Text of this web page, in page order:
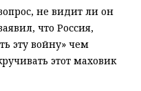
не видит ли он
что Россия,
эту войну» чем
этот маховик